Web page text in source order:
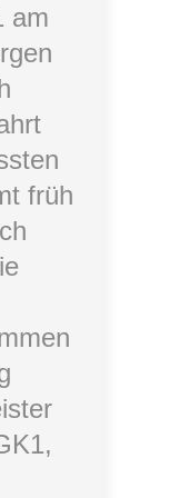
am
früh